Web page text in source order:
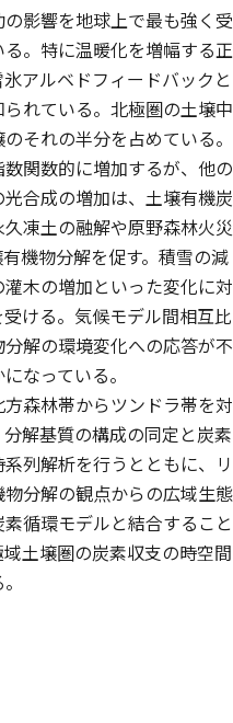
影響を地球上で最も強く受
。特に温暖化を増幅する正
アルベドフィードバックと
れている。北極圏の土壌中
それの半分を占めている。
関数的に増加するが、他の
合成の増加は、土壌有機炭
凍土の融解や原野森林火災
機物分解を促す。積雪の減
木の増加といった変化に対
ける。気候モデル間相互比
解の環境変化への応答が不
なっている。
森林帯からツンドラ帯を対
解基質の構成の同定と炭素
列解析を行うとともに、リ
分解の観点からの広域生態
循環モデルと結合すること
土壌圏の炭素収支の時空間